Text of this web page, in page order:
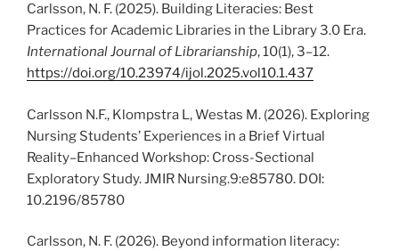
Carlsson, N. F. (2025). Building Literacies: Best
Practices for Academic Libraries in the Library 3.0 Era.
International Journal of Librarianship, 10(1), 3–12.
https://doi.org/10.23974/ijol.2025.vol10.1.437
Carlsson N.F., Klompstra L, Westas M. (2026). Exploring
Nursing Students’ Experiences in a Brief Virtual
Reality–Enhanced Workshop: Cross-Sectional
Exploratory Study. JMIR Nursing.9:e85780. DOI:
10.2196/85780
Carlsson, N. F. (2026). Beyond information literacy: